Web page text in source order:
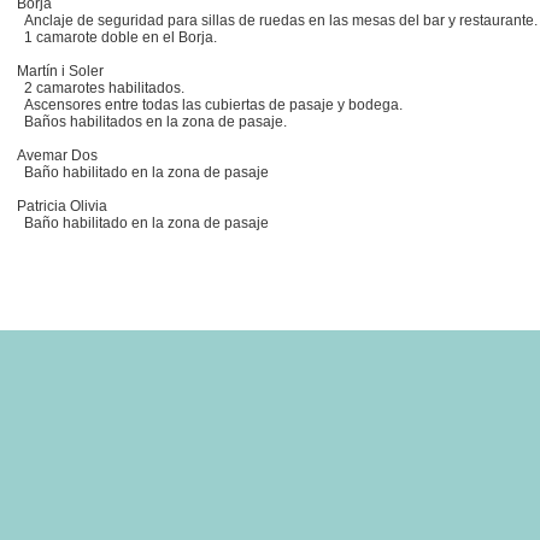
Borja
Anclaje de seguridad para sillas de ruedas en las mesas del bar y restaurante.
1 camarote doble en el Borja.
Martín i Soler
2 camarotes habilitados.
Ascensores entre todas las cubiertas de pasaje y bodega.
Baños habilitados en la zona de pasaje.
Avemar Dos
Baño habilitado en la zona de pasaje
Patricia Olivia
Baño habilitado en la zona de pasaje